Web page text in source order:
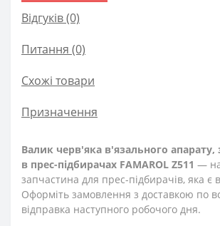
Відгуків (0)
Питання (0)
Схожі товари
Призначення
Валик черв'яка в'язального апарату,
в прес-підбирачах FAMAROL Z511 —
запчастина для прес-підбирачів, яка є
Оформіть замовлення з доставкою по
відправка наступного робочого дня.